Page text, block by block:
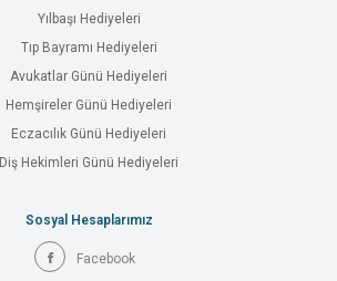
Yılbaşı Hediyeleri
Tıp Bayramı Hediyeleri
Avukatlar Günü Hediyeleri
Hemşireler Günü Hediyeleri
Eczacılık Günü Hediyeleri
Diş Hekimleri Günü Hediyeleri
Sosyal Hesaplarımız
Facebook